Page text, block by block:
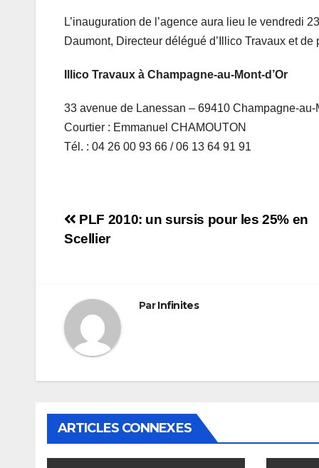
L’inauguration de l’agence aura lieu le vendredi
Daumont, Directeur délégué d’Illico Travaux et
Illico Travaux à Champagne-au-Mont-d’Or
33 avenue de Lanessan – 69410 Champagne-au-
Courtier : Emmanuel CHAMOUTON
Tél. : 04 26 00 93 66 / 06 13 64 91 91
Navigation
PLF 2010: un sursis pour les 25% en
Scellier
ParInfinites
ARTICLES CONNEXES